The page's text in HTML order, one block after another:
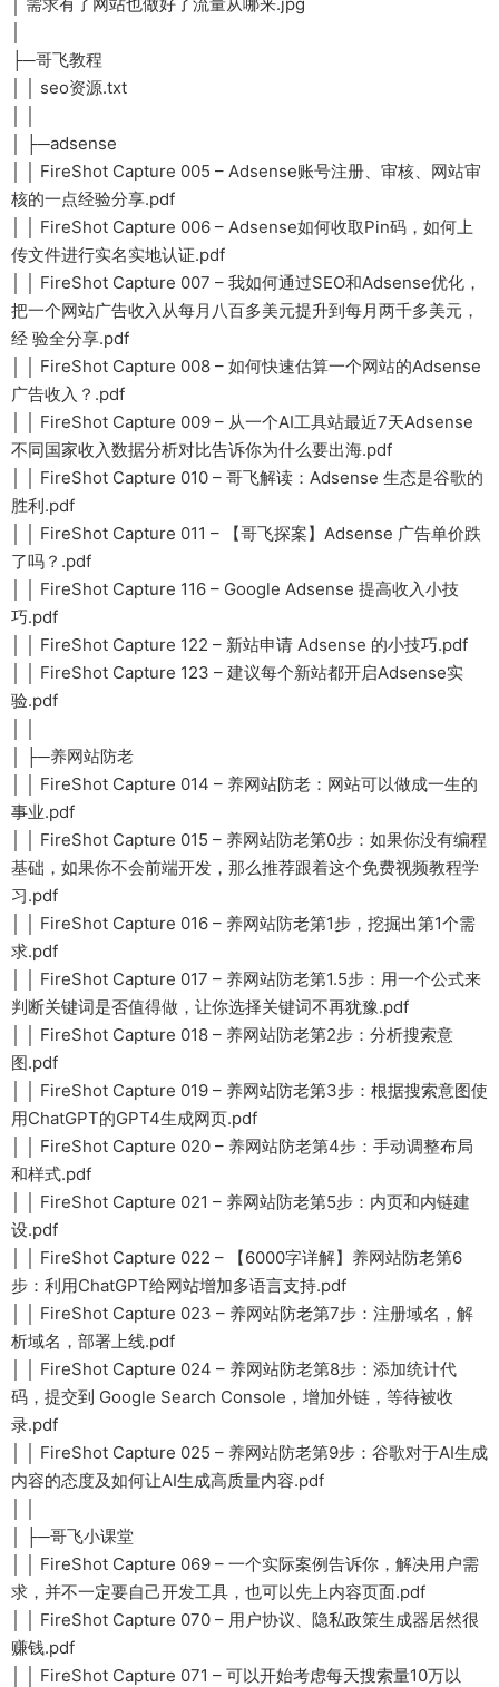
├─哥飞教程
│ │ seo资源.txt
│ ├─adsense
│ │ FireShot Capture 005 – Adsense账号注册、审核、网站审
核的一点经验分享.pdf
│ │ FireShot Capture 006 – Adsense如何收取Pin码，如何上
传文件进行实名实地认证.pdf
│ │ FireShot Capture 007 – 我如何通过SEO和Adsense优化，
把一个网站广告收入从每月八百多美元提升到每月两千多美元，
经 验全分享.pdf
│ │ FireShot Capture 008 – 如何快速估算一个网站的Adsense
广告收入？.pdf
│ │ FireShot Capture 009 – 从一个AI工具站最近7天Adsense
不同国家收入数据分析对比告诉你为什么要出海.pdf
│ │ FireShot Capture 010 – 哥飞解读：Adsense 生态是谷歌的
胜利.pdf
│ │ FireShot Capture 011 – 【哥飞探案】Adsense 广告单价跌
了吗？.pdf
│ │ FireShot Capture 116 – Google Adsense 提高收入小技
巧.pdf
│ │ FireShot Capture 122 – 新站申请 Adsense 的小技巧.pdf
│ │ FireShot Capture 123 – 建议每个新站都开启Adsense实
验.pdf
│ ├─养网站防老
│ │ FireShot Capture 014 – 养网站防老：网站可以做成一生的
事业.pdf
│ │ FireShot Capture 015 – 养网站防老第0步：如果你没有编程
基础，如果你不会前端开发，那么推荐跟着这个免费视频教程学
习.pdf
│ │ FireShot Capture 016 – 养网站防老第1步，挖掘出第1个需
求.pdf
│ │ FireShot Capture 017 – 养网站防老第1.5步：用一个公式来
判断关键词是否值得做，让你选择关键词不再犹豫.pdf
│ │ FireShot Capture 018 – 养网站防老第2步：分析搜索意
图.pdf
│ │ FireShot Capture 019 – 养网站防老第3步：根据搜索意图使
用ChatGPT的GPT4生成网页.pdf
│ │ FireShot Capture 020 – 养网站防老第4步：手动调整布局
和样式.pdf
│ │ FireShot Capture 021 – 养网站防老第5步：内页和内链建
设.pdf
│ │ FireShot Capture 022 – 【6000字详解】养网站防老第6
步：利用ChatGPT给网站增加多语言支持.pdf
│ │ FireShot Capture 023 – 养网站防老第7步：注册域名，解
析域名，部署上线.pdf
│ │ FireShot Capture 024 – 养网站防老第8步：添加统计代
码，提交到 Google Search Console，增加外链，等待被收
录.pdf
│ │ FireShot Capture 025 – 养网站防老第9步：谷歌对于AI生成
内容的态度及如何让AI生成高质量内容.pdf
│ ├─哥飞小课堂
│ │ FireShot Capture 069 – 一个实际案例告诉你，解决用户需
求，并不一定要自己开发工具，也可以先上内容页面.pdf
│ │ FireShot Capture 070 – 用户协议、隐私政策生成器居然很
赚钱.pdf
│ │ FireShot Capture 071 – 可以开始考虑每天搜索量10万以